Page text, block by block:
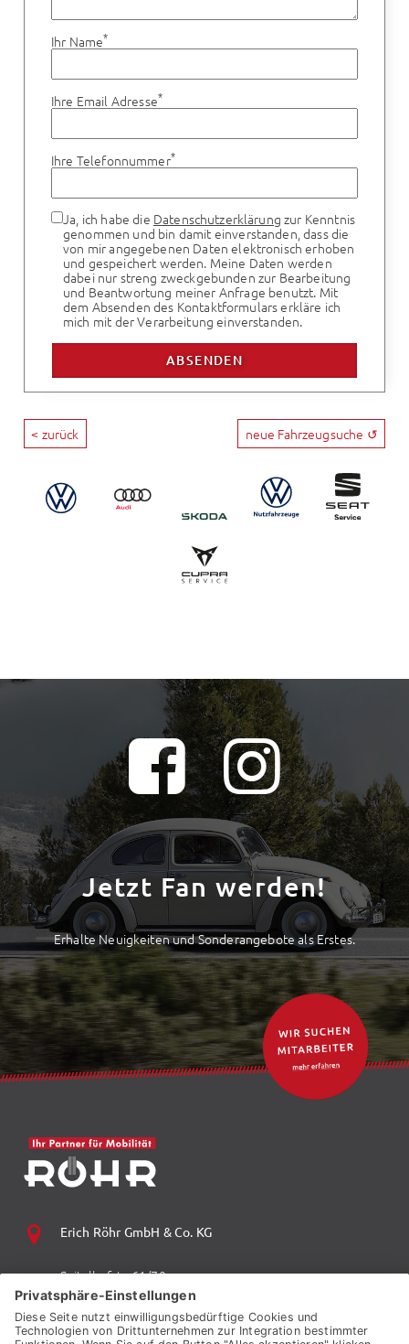
Ihr Name*
Ihre Email Adresse*
Ihre Telefonnummer*
Ja, ich habe die Datenschutzerklärung zur Kenntnis
genommen und bin damit einverstanden, dass die
von mir angegebenen Daten elektronisch erhoben
und gespeichert werden. Meine Daten werden
dabei nur streng zweckgebunden zur Bearbeitung
und Beantwortung meiner Anfrage benutzt. Mit
dem Absenden des Kontaktformulars erkläre ich
mich mit der Verarbeitung einverstanden.
< zurück neue Fahrzeugsuche ↺
Jetzt Fan werden!
Erhalte Neuigkeiten und Sonderangebote als Erstes.
Erich Röhr GmbH & Co. KG
Spitalhofstr. 61/70
94032 Passau
+49 (0) 851 70 06 0